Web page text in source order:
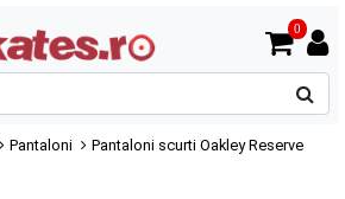
0
Pantaloni
Pantaloni scurti Oakley Reserve